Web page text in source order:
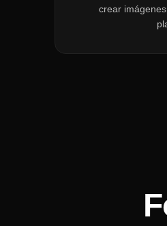
crear